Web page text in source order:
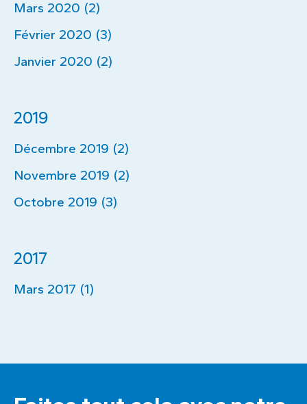
Mars 2020 (2)
Février 2020 (3)
Janvier 2020 (2)
2019
Décembre 2019 (2)
Novembre 2019 (2)
Octobre 2019 (3)
2017
Mars 2017 (1)